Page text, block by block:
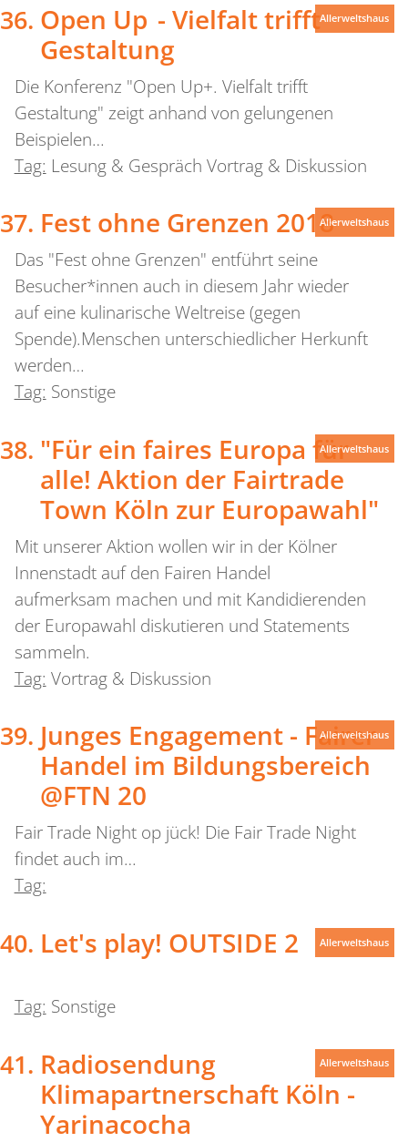
Open Up - Vielfalt trifft
Gestaltung
Die Konferenz "Open Up+. Vielfalt trifft
Gestaltung" zeigt anhand von gelungenen
Beispielen…
Tag: Lesung & Gespräch Vortrag & Diskussion
Allerweltshaus
Fest ohne Grenzen 2018
Das "Fest ohne Grenzen" entführt seine
Besucher*innen auch in diesem Jahr wieder
auf eine kulinarische Weltreise (gegen
Spende).Menschen unterschiedlicher Herkunft
werden…
Tag: Sonstige
Allerweltshaus
"Für ein faires Europa für
alle! Aktion der Fairtrade
Town Köln zur Europawahl"
Mit unserer Aktion wollen wir in der Kölner
Innenstadt auf den Fairen Handel
aufmerksam machen und mit Kandidierenden
der Europawahl diskutieren und Statements
sammeln.
Tag: Vortrag & Diskussion
Allerweltshaus
Junges Engagement - Fairer
Handel im Bildungsbereich
@FTN 20
Fair Trade Night op jück! Die Fair Trade Night
findet auch im…
Tag:
Allerweltshaus
Let's play! OUTSIDE 2
Tag: Sonstige
Allerweltshaus
Radiosendung
Klimapartnerschaft Köln -
Yarinacocha
Allerweltshaus